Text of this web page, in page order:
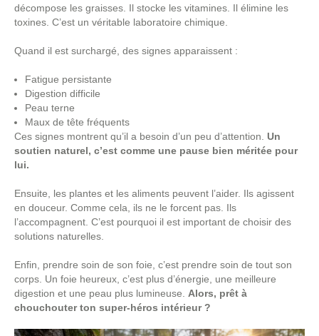
décompose les graisses. Il stocke les vitamines. Il élimine les
toxines. C’est un véritable laboratoire chimique.
Quand il est surchargé, des signes apparaissent :
Fatigue persistante
Digestion difficile
Peau terne
Maux de tête fréquents
Ces signes montrent qu’il a besoin d’un peu d’attention. Un
soutien naturel, c’est comme une pause bien méritée pour
lui.
Ensuite, les plantes et les aliments peuvent l’aider. Ils agissent
en douceur. Comme cela, ils ne le forcent pas. Ils
l’accompagnent. C’est pourquoi il est important de choisir des
solutions naturelles.
Enfin, prendre soin de son foie, c’est prendre soin de tout son
corps. Un foie heureux, c’est plus d’énergie, une meilleure
digestion et une peau plus lumineuse. Alors, prêt à
chouchouter ton super-héros intérieur ?